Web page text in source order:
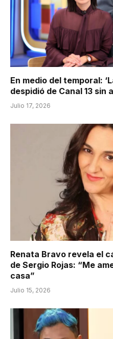
En medio del temporal:
despidió de Canal 13 sin
Julio 17, 2026
Renata Bravo revela el
de Sergio Rojas: “Me
casa”
Julio 15, 2026